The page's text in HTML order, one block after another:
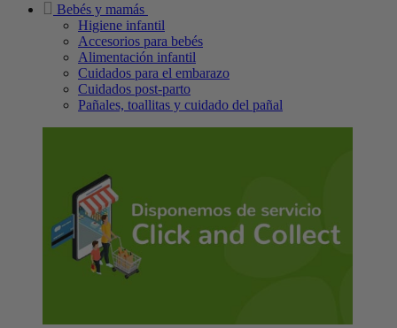
Bebés y mamás
Higiene infantil
Accesorios para bebés
Alimentación infantil
Cuidados para el embarazo
Cuidados post-parto
Pañales, toallitas y cuidado del pañal